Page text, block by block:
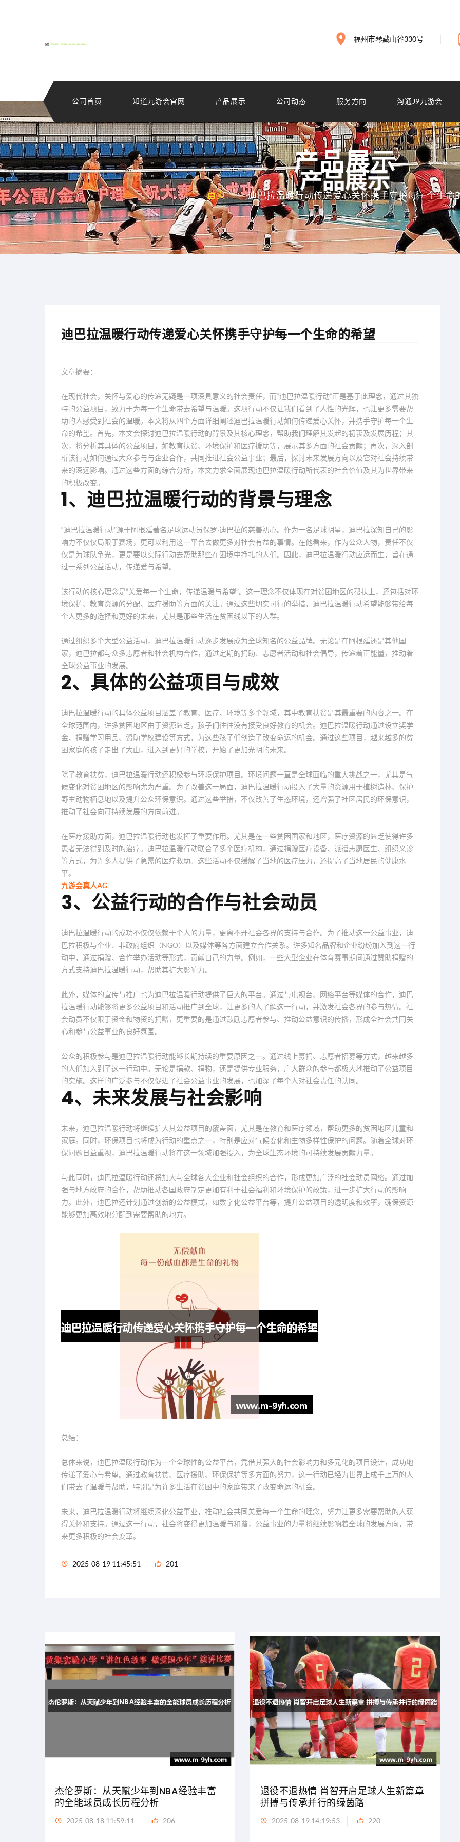
福州市琴藏山谷330号
公司首页 知道九游会官网 产品展示 公司动态 服务方向 沟通J9九游会
产品展示
首页 迪巴拉温暖行动传递爱心关怀携手守护每一个生命
迪巴拉温暖行动传递爱心关怀携手守护每一个生命的希望
文章摘要：
在现代社会，关怀与爱心的传递无疑是一项深具意义的社会责任，而“迪巴拉温暖行动”正是基于此理念，通过其独
特的公益项目，致力于为每一个生命带去希望与温暖。这项行动不仅让我们看到了人性的光辉，也让更多需要帮
助的人感受到社会的温暖。本文将从四个方面详细阐述迪巴拉温暖行动如何传递爱心关怀，并携手守护每一个生
命的希望。首先，本文会探讨迪巴拉温暖行动的背景及其核心理念，帮助我们理解其发起的初衷及发展历程；其
次，将分析其具体的公益项目，如教育扶贫、环境保护和医疗援助等，展示其多方面的社会贡献；再次，深入剖
析该行动如何通过大众参与与企业合作，共同推进社会公益事业；最后，探讨未来发展方向以及它对社会持续带
来的深远影响。通过这些方面的综合分析，本文力求全面展现迪巴拉温暖行动所代表的社会价值及其为世界带来
的积极改变。
1、迪巴拉温暖行动的背景与理念
“迪巴拉温暖行动”源于阿根廷著名足球运动员保罗·迪巴拉的慈善初心。作为一名足球明星，迪巴拉深知自己的影
响力不仅仅局限于赛场，更可以利用这一平台去做更多对社会有益的事情。在他看来，作为公众人物，责任不仅
仅是为球队争光，更是要以实际行动去帮助那些在困境中挣扎的人们。因此，迪巴拉温暖行动应运而生，旨在通
过一系列公益活动，传递爱与希望。
该行动的核心理念是“关爱每一个生命，传递温暖与希望”。这一理念不仅体现在对贫困地区的帮扶上，还包括对环
境保护、教育资源的分配、医疗援助等方面的关注。通过这些切实可行的举措，迪巴拉温暖行动希望能够带给每
个人更多的选择和更好的未来，尤其是那些生活在贫困线以下的人群。
通过组织多个大型公益活动，迪巴拉温暖行动逐步发展成为全球知名的公益品牌。无论是在阿根廷还是其他国
家，迪巴拉都与众多志愿者和社会机构合作，通过定期的捐助、志愿者活动和社会倡导，传递着正能量，推动着
全球公益事业的发展。
2、具体的公益项目与成效
迪巴拉温暖行动的具体公益项目涵盖了教育、医疗、环境等多个领域，其中教育扶贫是其最重要的内容之一。在
全球范围内，许多贫困地区由于资源匮乏，孩子们往往没有接受良好教育的机会。迪巴拉温暖行动通过设立奖学
金、捐赠学习用品、资助学校建设等方式，为这些孩子们创造了改变命运的机会。通过这些项目，越来越多的贫
困家庭的孩子走出了大山，进入到更好的学校，开始了更加光明的未来。
除了教育扶贫，迪巴拉温暖行动还积极参与环境保护项目。环境问题一直是全球面临的重大挑战之一，尤其是气
候变化对贫困地区的影响尤为严重。为了改善这一局面，迪巴拉温暖行动投入了大量的资源用于植树造林、保护
野生动物栖息地以及提升公众环保意识。通过这些举措，不仅改善了生态环境，还增强了社区居民的环保意识，
推动了社会向可持续发展的方向前进。
在医疗援助方面，迪巴拉温暖行动也发挥了重要作用。尤其是在一些贫困国家和地区，医疗资源的匮乏使得许多
患者无法得到及时的治疗。迪巴拉温暖行动联合了多个医疗机构，通过捐赠医疗设备、派遣志愿医生、组织义诊
等方式，为许多人提供了急需的医疗救助。这些活动不仅缓解了当地的医疗压力，还提高了当地居民的健康水
平。
九游会真人AG
3、公益行动的合作与社会动员
迪巴拉温暖行动的成功不仅仅依赖于个人的力量，更离不开社会各界的支持与合作。为了推动这一公益事业，迪
巴拉积极与企业、非政府组织（NGO）以及媒体等各方面建立合作关系。许多知名品牌和企业纷纷加入到这一行
动中，通过捐赠、合作举办活动等形式，贡献自己的力量。例如，一些大型企业在体育赛事期间通过赞助捐赠的
方式支持迪巴拉温暖行动，帮助其扩大影响力。
此外，媒体的宣传与推广也为迪巴拉温暖行动提供了巨大的平台。通过与电视台、网络平台等媒体的合作，迪巴
拉温暖行动能够将更多公益项目和活动推广到全球，让更多的人了解这一行动，并激发社会各界的参与热情。社
会动员不仅限于资金和物资的捐赠，更重要的是通过鼓励志愿者参与、推动公益意识的传播，形成全社会共同关
心和参与公益事业的良好氛围。
公众的积极参与是迪巴拉温暖行动能够长期持续的重要原因之一。通过线上募捐、志愿者招募等方式，越来越多
的人们加入到了这一行动中。无论是捐款、捐物，还是提供专业服务，广大群众的参与都极大地推动了公益项目
的实施。这样的广泛参与不仅促进了社会公益事业的发展，也加深了每个人对社会责任的认同。
4、未来发展与社会影响
未来，迪巴拉温暖行动将继续扩大其公益项目的覆盖面，尤其是在教育和医疗领域，帮助更多的贫困地区儿童和
家庭。同时，环保项目也将成为行动的重点之一，特别是应对气候变化和生物多样性保护的问题。随着全球对环
保问题日益重视，迪巴拉温暖行动将在这一领域加强投入，为全球生态环境的可持续发展贡献力量。
与此同时，迪巴拉温暖行动还将加大与全球各大企业和社会组织的合作，形成更加广泛的社会动员网络。通过加
强与地方政府的合作，帮助推动各国政府制定更加有利于社会福利和环境保护的政策，进一步扩大行动的影响
力。此外，迪巴拉还计划通过创新的公益模式，如数字化公益平台等，提升公益项目的透明度和效率，确保资源
能够更加高效地分配到需要帮助的地方。
总结：
总体来说，迪巴拉温暖行动作为一个全球性的公益平台，凭借其强大的社会影响力和多元化的项目设计，成功地
传递了爱心与希望。通过教育扶贫、医疗援助、环保保护等多方面的努力，这一行动已经为世界上成千上万的人
们带去了温暖与帮助，特别是为许多生活在贫困中的家庭带来了改变命运的机会。
未来，迪巴拉温暖行动将继续深化公益事业，推动社会共同关爱每一个生命的理念，努力让更多需要帮助的人获
得关怀和支持。通过这一行动，社会将变得更加温暖与和谐，公益事业的力量将继续影响着全球的发展方向，带
来更多积极的社会变革。
2025-08-19 11:45:51 201
杰伦罗斯：从天赋少年到NBA经验丰富
的全能球员成长历程分析
2025-08-18 11:59:11 206
退役不退热情 肖智开启足球人生新篇章
拼搏与传承并行的绿茵路
2025-08-19 14:19:53 220